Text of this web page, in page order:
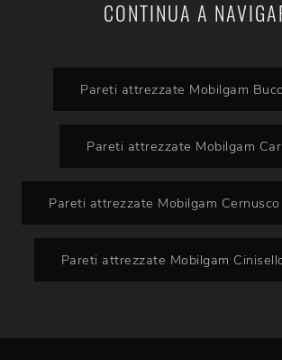
CONTINUA A
Pareti attrezzate Mobilgam
Pareti attrezzate Mobilgam
Pareti attrezzate Mobilgam
Pareti attrezzate Mobilgam